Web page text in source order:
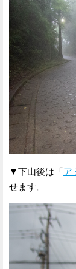
▼下山後は「ア
せます。